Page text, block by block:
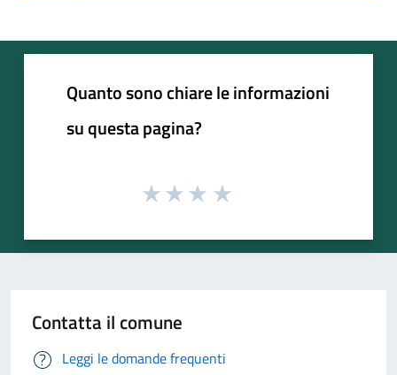
Quanto sono chiare le informazioni
su questa pagina?
Contatta il comune
Leggi le domande frequenti